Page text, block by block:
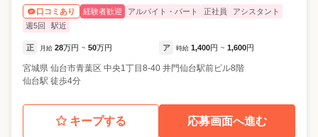
口コミあり 経験者歓迎 アルバイト・パート 正社員
アシスタント
週5回
駅近
正 月給 28万円 ~ 50万円 ア 時給 1,400円 ~ 1,600円
宮城県 仙台市青葉区 中央1丁目8-40 井門仙台駅前ビル8階
仙台駅 徒歩4分
キープする 応募画面へ進む